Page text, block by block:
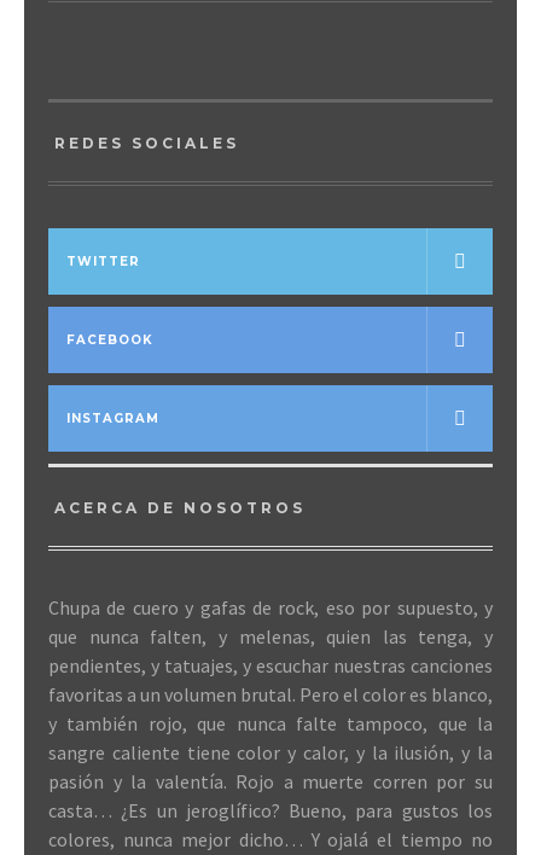
REDES SOCIALES
TWITTER
FACEBOOK
INSTAGRAM
ACERCA DE NOSOTROS
Chupa de cuero y gafas de rock, eso por supuesto, y
que nunca falten, y melenas, quien las tenga, y
pendientes, y tatuajes, y escuchar nuestras canciones
favoritas a un volumen brutal. Pero el color es blanco,
y también rojo, que nunca falte tampoco, que la
sangre caliente tiene color y calor, y la ilusión, y la
pasión y la valentía. Rojo a muerte corren por su
casta… ¿Es un jeroglífico? Bueno, para gustos los
colores, nunca mejor dicho… Y ojalá el tiempo no